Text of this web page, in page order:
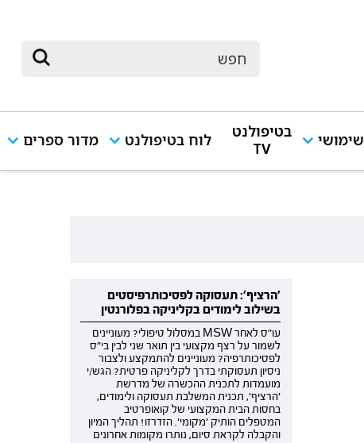
שימושי
בטיפולנט
TV
לוח בטיפולנט מדור ספרים
'הרציף': תעסוקה לפסיכותרפיסטים
בשילוב לימודים בקליניקה בפלורנטין
עו"ס לאחר MSW במסלול טיפולי? מעוניינים
לשמור על רצף מקצועי בין תואר שני לבין בי"ס
לפסיכותרפיה? מעוניינים להתמקצע ולצבור
ניסיון תעסוקתי בדרך לקליניקה פרטית? הגש/י
מועמדות לתכנית ההכשרה של מדרשת
'הרציף', תכנית המשלבת תעסוקה ולימודים,
בחסות הבית המקצועי של קואופרטיב
המטפלים הותיק 'מקומי'. הזדרזו! תהליך המיון
והקבלה לקראת סיום, נותרו מקומות אחרונים